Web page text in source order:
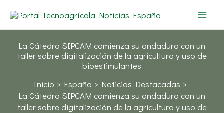
contenido
La Cátedra SIPCAM comienza su andadura con un
taller sobre digitalización de la agricultura y uso de
bioestimulantes
Inicio
España
Noticias Destacadas
La Cátedra SIPCAM comienza su andadura con un
taller sobre digitalización de la agricultura y uso de